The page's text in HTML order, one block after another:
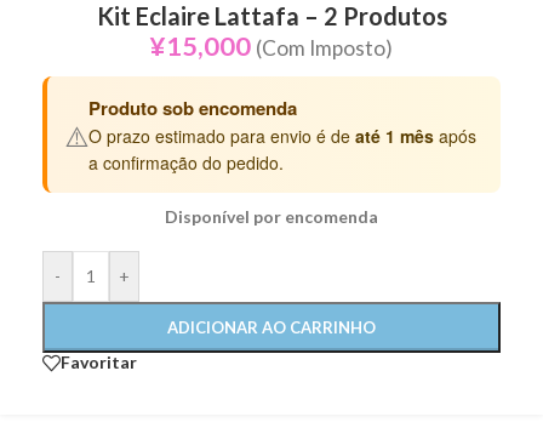
Kit Eclaire Lattafa – 2 Produtos
¥15,000 (Com Imposto)
⚠️
Produto sob encomenda
O prazo estimado para envio é de até 1 mês após
a confirmação do pedido.
Disponível por encomenda
- +
ADICIONAR AO CARRINHO
Favoritar